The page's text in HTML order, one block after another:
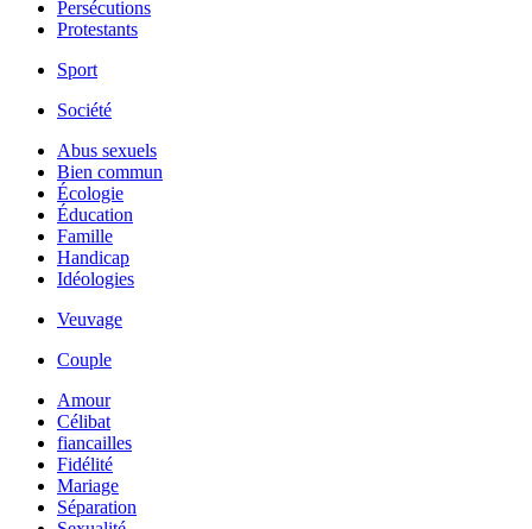
Persécutions
Protestants
Sport
Société
Abus sexuels
Bien commun
Écologie
Éducation
Famille
Handicap
Idéologies
Veuvage
Couple
Amour
Célibat
fiancailles
Fidélité
Mariage
Séparation